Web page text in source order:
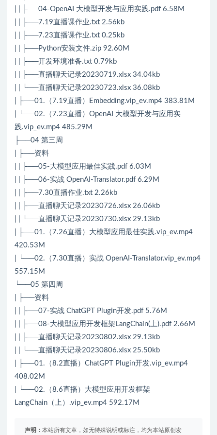
| | ├──04-OpenAI 大模型开发与应用实践.pdf 6.58M
| | ├──7.19直播课作业.txt 2.56kb
| | ├──7.23直播课作业.txt 0.25kb
| | ├──Python安装文件.zip 92.60M
| | ├──开发环境准备.txt 0.79kb
| | ├──直播聊天记录20230719.xlsx 34.04kb
| | └──直播聊天记录20230723.xlsx 36.08kb
| ├──01.（7.19直播）Embedding.vip_ev.mp4 383.81M
| └──02.（7.23直播）OpenAI 大模型开发与应用实
践.vip_ev.mp4 485.29M
├──04 第三周
| ├──资料
| | ├──05-大模型应用最佳实践.pdf 6.03M
| | ├──06-实战 OpenAI-Translator.pdf 6.29M
| | ├──7.30直播作业.txt 2.26kb
| | ├──直播聊天记录20230726.xlsx 26.06kb
| | └──直播聊天记录20230730.xlsx 29.13kb
| ├──01.（7.26直播）大模型应用最佳实践.vip_ev.mp4
420.53M
| └──02.（7.30直播）实战 OpenAI-Translator.vip_ev.mp4
557.15M
└──05 第四周
| ├──资料
| | ├──07-实战 ChatGPT Plugin开发.pdf 5.76M
| | ├──08-大模型应用开发框架LangChain(上).pdf 2.66M
| | ├──直播聊天记录20230802.xlsx 29.13kb
| | └──直播聊天记录20230806.xlsx 25.50kb
| ├──01.（8.2直播）ChatGPT Plugin开发.vip_ev.mp4
408.02M
| └──02.（8.6直播）大模型应用开发框架
LangChain（上）.vip_ev.mp4 592.17M
声明： 本站所有文章，如无特殊说明或标注，均为本站原创发